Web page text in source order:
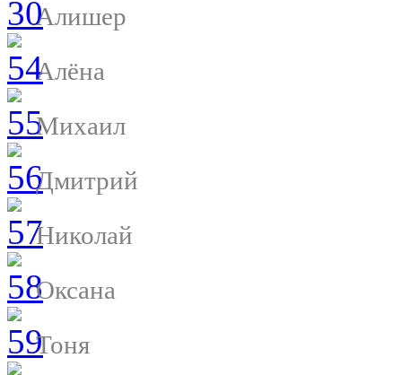
Алишер
Алёна
Михаил
Дмитрий
Николай
Оксана
Тоня